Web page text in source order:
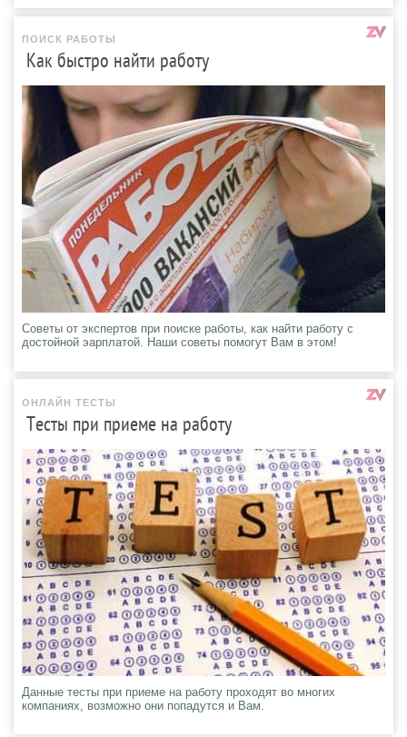
ПОИСК РАБОТЫ
Как быстро найти работу
Советы от экспертов при поиске работы, как найти работу с
достойной эарплатой. Наши советы помогут Вам в этом!
ОНЛАЙН ТЕСТЫ
Тесты при приеме на работу
Данные тесты при приеме на работу проходят во многих
компаниях, возможно они попадутся и Вам.